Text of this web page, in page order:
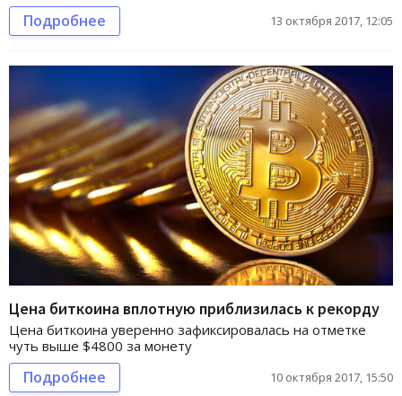
Подробнее 13 октября 2017, 12:05
Цена биткоина вплотную приблизилась к рекорду
Цена биткоина уверенно зафиксировалась на отметке
чуть выше $4800 за монету
Подробнее 10 октября 2017, 15:50